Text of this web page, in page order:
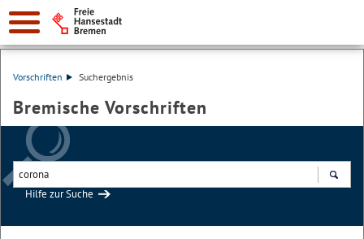
Vorschriften Suchergebnis
Bremische Vorschriften
Hilfe zur Suche